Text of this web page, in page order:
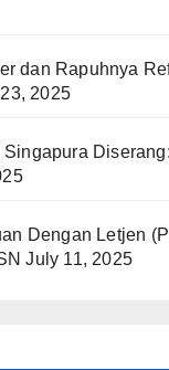
dan Rapuhnya
2025
Singapura
Dengan Letjen
July 11, 2025